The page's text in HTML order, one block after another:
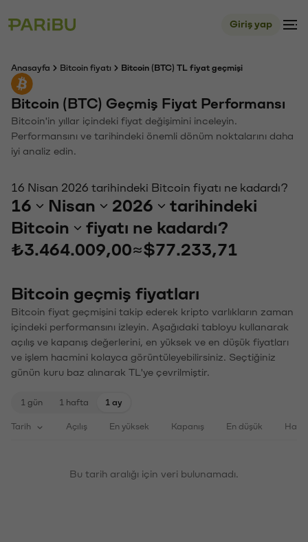
Giriş yap
Anasayfa Bitcoin fiyatı Bitcoin (BTC) TL fiyat geçmişi
Bitcoin (BTC) Geçmiş Fiyat Performansı
Bitcoin'in yıllar içindeki fiyat değişimini inceleyin.
Performansını ve tarihindeki önemli dönüm noktalarını daha
iyi analiz edin.
16 Nisan 2026 tarihindeki Bitcoin fiyatı ne kadardı?
16 Nisan 2026
tarihindeki
Bitcoin
fiyatı ne kadardı?
₺3.464.009,00≈$77.233,71
Bitcoin geçmiş fiyatları
Bitcoin fiyat geçmişini takip ederek kripto varlıkların zaman
içindeki performansını izleyin. Aşağıdaki tabloyu kullanarak
açılış ve kapanış değerlerini, en yüksek ve en düşük fiyatları
ve işlem hacmini kolayca görüntüleyebilirsiniz. Seçtiğiniz
günün kuru baz alınarak TL'ye çevrilmiştir.
1 gün 1 hafta 1 ay
Tarih Açılış En yüksek Kapanış En düşük
Bu tarih aralığı için veri bulunamadı.